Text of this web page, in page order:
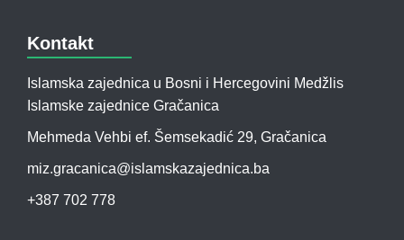
Kontakt
Islamska zajednica u Bosni i Hercegovini Medžlis
Islamske zajednice Gračanica
Mehmeda Vehbi ef. Šemsekadić 29, Gračanica
miz.gracanica@islamskazajednica.ba
+387 702 778